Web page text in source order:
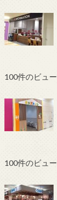
100件のビュー
100件のビュー